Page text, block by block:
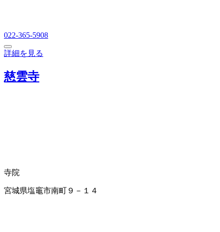
022-365-5908
詳細を見る
慈雲寺
寺院
宮城県塩竈市南町９－１４